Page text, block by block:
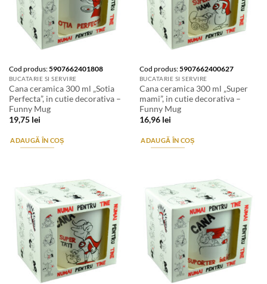
Cod produs:5907662401808
BUCATARIE SI SERVIRE
Cana ceramica 300 ml „Sotia
Perfecta”, in cutie decorativa –
Funny Mug
19,75 lei
ADAUGĂ ÎN COȘ
Cod produs:5907662400627
BUCATARIE SI SERVIRE
Cana ceramica 300 ml „Super
mami”, in cutie decorativa –
Funny Mug
16,96 lei
ADAUGĂ ÎN COȘ